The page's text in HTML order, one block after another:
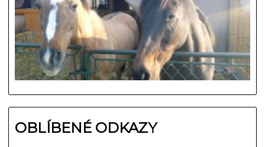
OBLÍBENÉ ODKAZY